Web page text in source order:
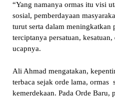
“Yang namanya ormas itu visi
sosial, pemberdayaan
turut serta dalam meningkatkan
terciptanya persatuan,
ucapnya.
Ali Ahmad mengatakan,
terbaca sejak orde lama, ormas
kemerdekaan. Pada Orde Baru,